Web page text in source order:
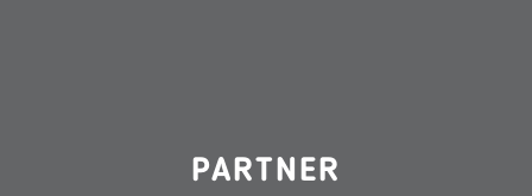
PARTNER